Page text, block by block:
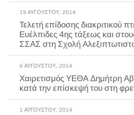
19 ΑΥΓΟΎΣΤΟΥ, 2014
Τελετή επίδοσης διακριτικού
Ευέλπιδες 4ης τάξεως και
ΣΣΑΣ στη Σχολή
6 ΑΥΓΟΎΣΤΟΥ, 2014
Χαιρετισμός ΥΕΘΑ Δημήτρη
1 ΑΥΓΟΎΣΤΟΥ, 2014